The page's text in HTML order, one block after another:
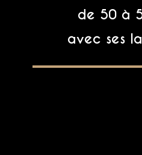
de 50 à
avec ses